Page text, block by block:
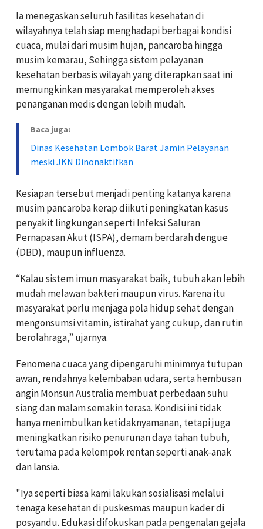
Ia menegaskan seluruh fasilitas kesehatan di
wilayahnya telah siap menghadapi berbagai kondisi
cuaca, mulai dari musim hujan, pancaroba hingga
musim kemarau, Sehingga sistem pelayanan
kesehatan berbasis wilayah yang diterapkan saat ini
memungkinkan masyarakat memperoleh akses
penanganan medis dengan lebih mudah.
Baca juga:
Dinas Kesehatan Lombok Barat Jamin Pelayanan
meski JKN Dinonaktifkan
Kesiapan tersebut menjadi penting katanya karena
musim pancaroba kerap diikuti peningkatan kasus
penyakit lingkungan seperti Infeksi Saluran
Pernapasan Akut (ISPA), demam berdarah dengue
(DBD), maupun influenza.
“Kalau sistem imun masyarakat baik, tubuh akan lebih
mudah melawan bakteri maupun virus. Karena itu
masyarakat perlu menjaga pola hidup sehat dengan
mengonsumsi vitamin, istirahat yang cukup, dan rutin
berolahraga,” ujarnya.
Fenomena cuaca yang dipengaruhi minimnya tutupan
awan, rendahnya kelembaban udara, serta hembusan
angin Monsun Australia membuat perbedaan suhu
siang dan malam semakin terasa. Kondisi ini tidak
hanya menimbulkan ketidaknyamanan, tetapi juga
meningkatkan risiko penurunan daya tahan tubuh,
terutama pada kelompok rentan seperti anak-anak
dan lansia.
"Iya seperti biasa kami lakukan sosialisasi melalui
tenaga kesehatan di puskesmas maupun kader di
posyandu. Edukasi difokuskan pada pengenalan gejala